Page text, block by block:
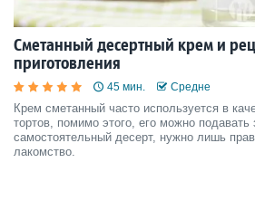
Сметанный десертный крем и
приготовления
45 мин. Средне
Крем сметанный часто используется в
тортов, помимо этого, его можно подавать
самостоятельный десерт, нужно лишь
лакомство.